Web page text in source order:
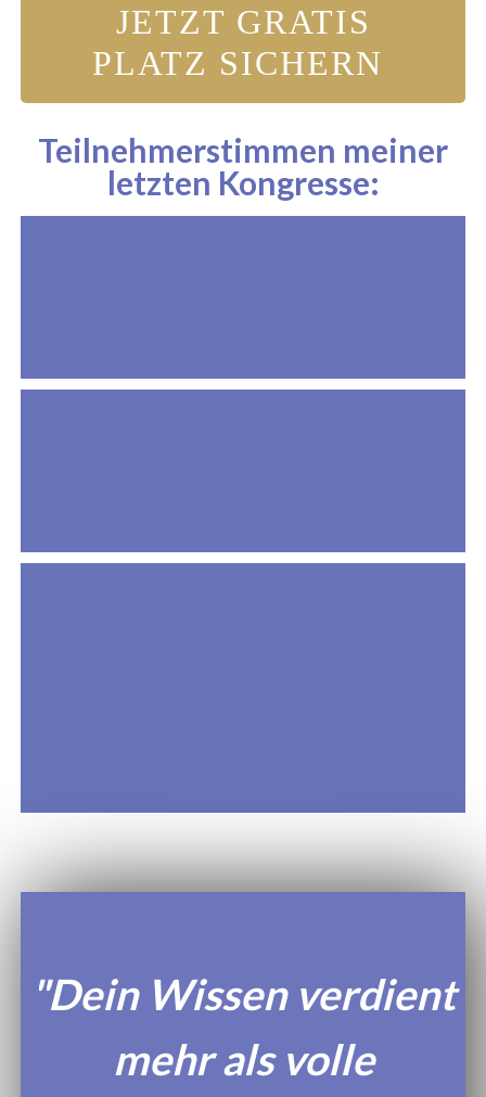
JETZT GRATIS
PLATZ SICHERN
Teilnehmerstimmen meiner
letzten Kongresse:
"Dein Wissen verdient
mehr als volle